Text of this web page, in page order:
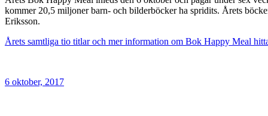
kommer 20,5 miljoner barn- och bilderböcker ha spridits. Årets
Eriksson.
Årets samtliga tio titlar och mer information om Bok Happy Meal
6 oktober, 2017